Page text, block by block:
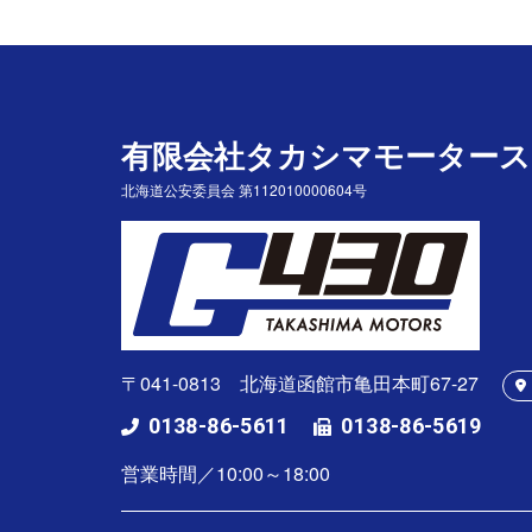
有限会社タカシマモータース
北海道公安委員会 第112010000604号
〒041-0813 北海道函館市亀田本町67-27
0138-86-5611 0138-86-5619
営業時間／10:00～18:00